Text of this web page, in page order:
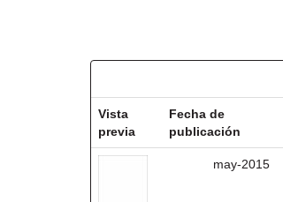
Vista
previa
Fecha de
publicación
may-2015